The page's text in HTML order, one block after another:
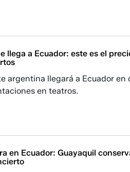
llega a Ecuador: este es el
argentina llegará a Ecuador en
en teatros.
en Ecuador: Guayaquil